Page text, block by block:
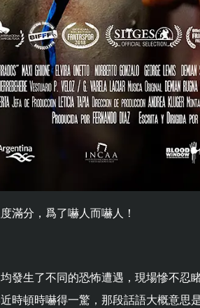
滿分，爲了嚇人而嚇人！
發生了不同的恐怖遭遇，現場慘不忍
時頓時嚇得一驚，那段話語大概意思